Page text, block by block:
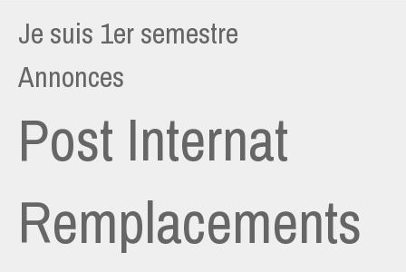
Je suis 1er semestre
Annonces
Post Internat
Remplacements